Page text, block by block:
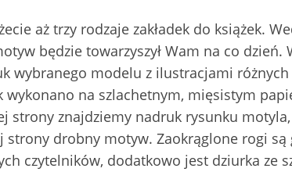
aż trzy rodzaje zakładek do książek.
będzie towarzyszył Wam na co dzień.
wybranego modelu z ilustracjami
wykonano na szlachetnym, mięsistym
strony znajdziemy nadruk rysunku
drobny motyw. Zaokrąglone rogi są
czytelników, dodatkowo jest dziurka ze